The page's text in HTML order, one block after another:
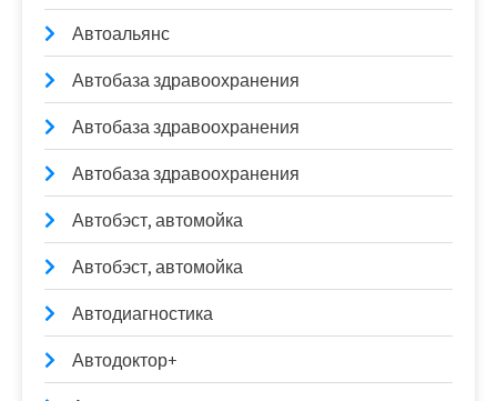
Автоальянс
Автобаза здравоохранения
Автобаза здравоохранения
Автобаза здравоохранения
Автобэст, автомойка
Автобэст, автомойка
Автодиагностика
Автодоктор+